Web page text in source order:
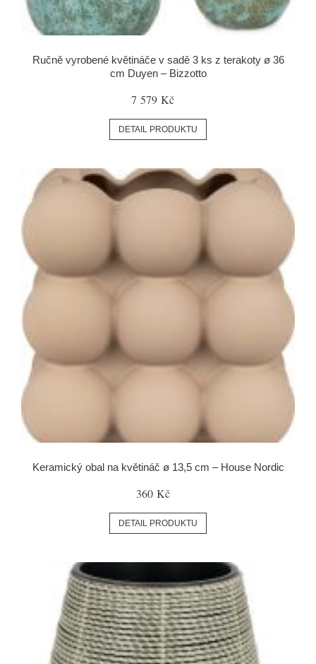
Ručně vyrobené květináče v sadě 3 ks z terakoty ø 36
cm Duyen – Bizzotto
7 579 Kč
DETAIL PRODUKTU
Keramický obal na květináč ø 13,5 cm – House Nordic
360 Kč
DETAIL PRODUKTU